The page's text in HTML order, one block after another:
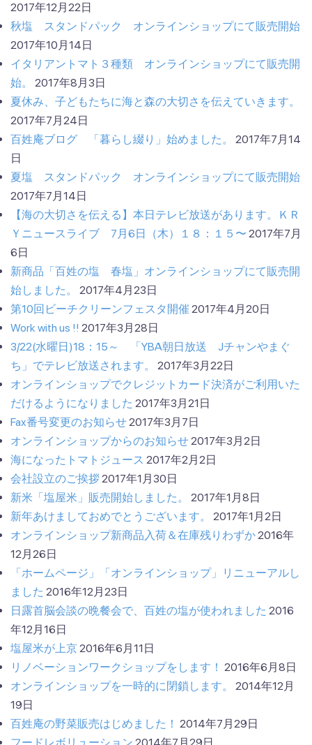
2017年12月22日
秋塩 スタンドパック オンラインショップにて販売開始
2017年10月14日
イタリアントマト３種類 オンラインショップにて販売開
始。
2017年8月3日
夏休み、子どもたちに海と森の大切さを伝えていきます。
2017年7月24日
百姓庵ブログ 「暮らし綴り」始めました。
2017年7月14
日
夏塩 スタンドパック オンラインショップにて販売開始
2017年7月14日
【海の大切さを伝える】本日テレビ放送があります。ＫＲ
Ｙニュースライブ 7月6日（木）１８：１５〜 2017年7月
6日
新商品「百姓の塩 春塩」オンラインショップにて販売開
始しました。
2017年4月23日
第10回ビーチクリーンフェスタ開催 2017年4月20日
Work with us !! 2017年3月28日
3/22(水曜日)18：15～ 「YBA朝日放送 Jチャンやまぐ
ち」でテレビ放送されます。
2017年3月22日
オンラインショップでクレジットカード決済がご利用いた
だけるようになりました 2017年3月21日
Fax番号変更のお知らせ2017年3月7日
オンラインショップからのお知らせ2017年3月2日
海になったトマトジュース 2017年2月2日
会社設立のご挨拶2017年1月30日
新米「塩屋米」販売開始しました。
2017年1月8日
新年あけましておめでとうございます。
2017年1月2日
オンラインショップ新商品入荷＆在庫残りわずか2016年
12月26日
「ホームページ」「オンラインショップ」リニューアルし
ました 2016年12月23日
日露首脳会談の晩餐会で、百姓の塩が使われました 2016
年12月16日
塩屋米が上京2016年6月11日
リノベーションワークショップをします！ 2016年6月8日
オンラインショップを一時的に閉鎖します。
2014年12月
19日
百姓庵の野菜販売はじめました！ 2014年7月29日
フードレボリューション 2014年7月29日